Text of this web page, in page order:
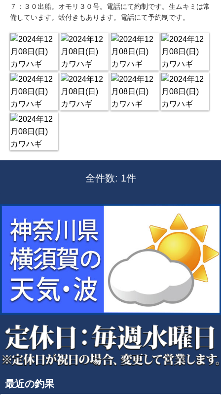
７：３０出船。オモリ３０号。電話にて約制です。生ムキミは常
備しています。殻付きもあります。電話にて予約制です。
全件数: 1件
最近の釣果